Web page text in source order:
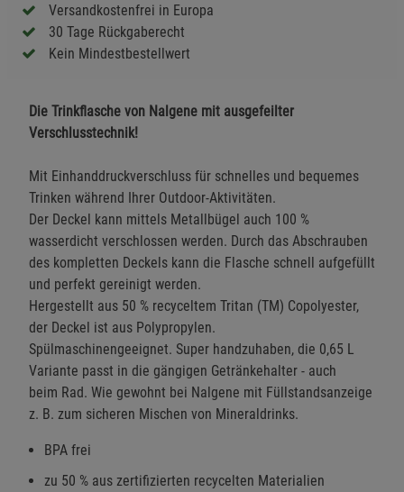
Versandkostenfrei in Europa
30 Tage Rückgaberecht
Kein Mindestbestellwert
Die Trinkflasche von Nalgene mit ausgefeilter
Verschlusstechnik!
Mit Einhanddruckverschluss für schnelles und bequemes
Trinken während Ihrer Outdoor-Aktivitäten.
Der Deckel kann mittels Metallbügel auch 100 %
wasserdicht verschlossen werden. Durch das Abschrauben
des kompletten Deckels kann die Flasche schnell aufgefüllt
und perfekt gereinigt werden.
Hergestellt aus 50 % recyceltem Tritan (TM) Copolyester,
der Deckel ist aus Polypropylen.
Spülmaschinengeeignet. Super handzuhaben, die 0,65 L
Variante passt in die gängigen Getränkehalter - auch
beim Rad. Wie gewohnt bei Nalgene mit Füllstandsanzeige
z. B. zum sicheren Mischen von Mineraldrinks.
BPA frei
zu 50 % aus zertifizierten recycelten Materialien